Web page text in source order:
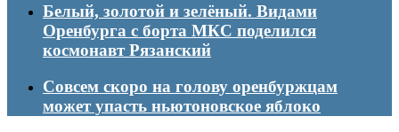
Белый, золотой и зелёный. Видами
Оренбурга с борта МКС поделился
космонавт Рязанский
Совсем скоро на голову оренбуржцам
может упасть ньютоновское яблоко